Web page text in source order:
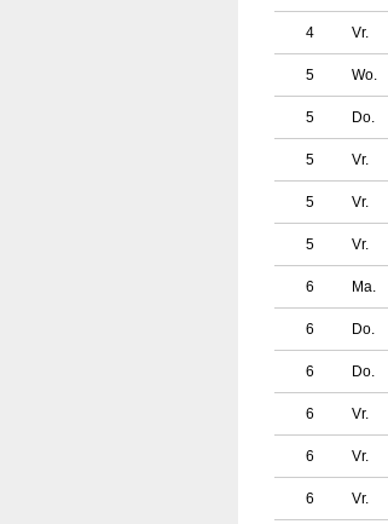
4 Vr.
5 Wo.
5 Do.
5 Vr.
5 Vr.
5 Vr.
6 Ma.
6 Do.
6 Do.
6 Vr.
6 Vr.
6 Vr.